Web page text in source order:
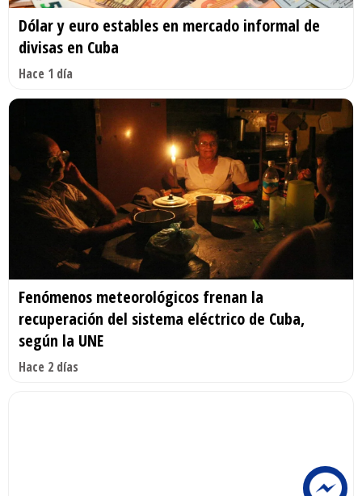
Dólar y euro estables en mercado informal de
divisas en Cuba
Hace 1 día
Fenómenos meteorológicos frenan la
recuperación del sistema eléctrico de Cuba,
según la UNE
Hace 2 días